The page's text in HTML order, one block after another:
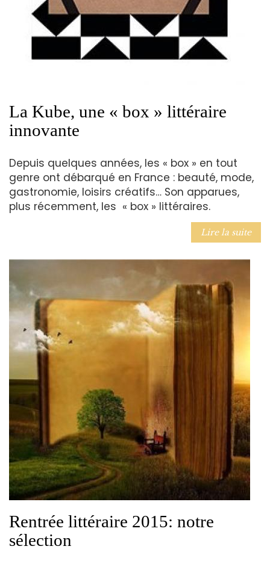
La Kube, une « box » littéraire
innovante
Depuis quelques années, les « box » en tout
genre ont débarqué en France : beauté, mode,
gastronomie, loisirs créatifs… Son apparues,
plus récemment, les « box » littéraires.
Lire la suite
Rentrée littéraire 2015: notre
sélection